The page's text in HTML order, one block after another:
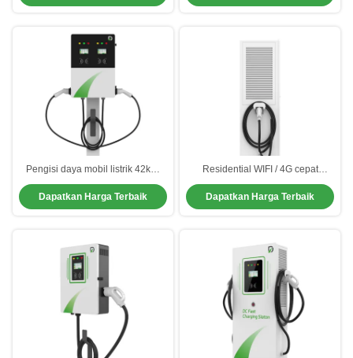
APP.OCPP1.6J
Pengisi daya mobil listrik 42kW
AC/DC untuk parkir mobil
Dapatkan Harga Terbaik
Residential WIFI / 4G cepat
pengisi daya mobil listrik EV
Power Charging Station Dengan
Senjata Ganda
Dapatkan Harga Terbaik